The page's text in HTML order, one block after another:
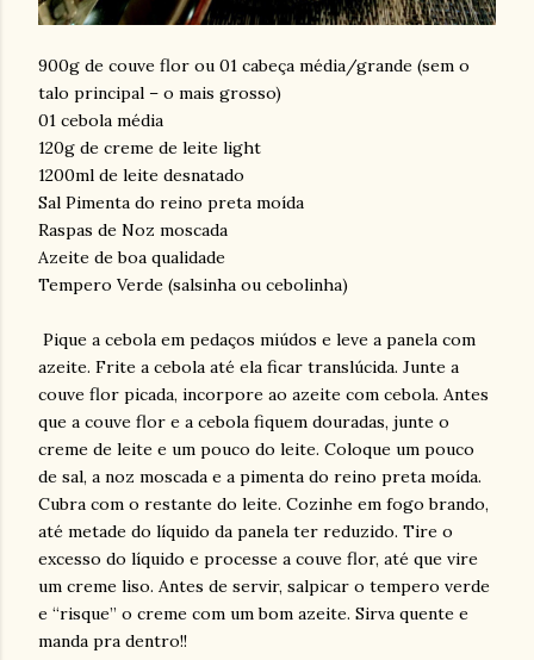
900g de couve flor ou 01 cabeça média/grande (sem o
talo principal – o mais grosso)
01 cebola média
120g de creme de leite light
1200ml de leite desnatado
Sal Pimenta do reino preta moída
Raspas de Noz moscada
Azeite de boa qualidade
Tempero Verde (salsinha ou cebolinha)
Pique a cebola em pedaços miúdos e leve a panela com
azeite. Frite a cebola até ela ficar translúcida. Junte a
couve flor picada, incorpore ao azeite com cebola. Antes
que a couve flor e a cebola fiquem douradas, junte o
creme de leite e um pouco do leite. Coloque um pouco
de sal, a noz moscada e a pimenta do reino preta moída.
Cubra com o restante do leite. Cozinhe em fogo brando,
até metade do líquido da panela ter reduzido. Tire o
excesso do líquido e processe a couve flor, até que vire
um creme liso. Antes de servir, salpicar o tempero verde
e “risque” o creme com um bom azeite. Sirva quente e
manda pra dentro!!